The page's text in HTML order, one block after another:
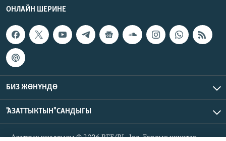
ОНЛАЙН ШЕРИНЕ
БИЗ ЖӨНҮНДӨ
"АЗАТТЫКТЫН" САНДЫГЫ
Азаттык үналгысы © 2026 RFE/RL, Inc. Бардык укуктар